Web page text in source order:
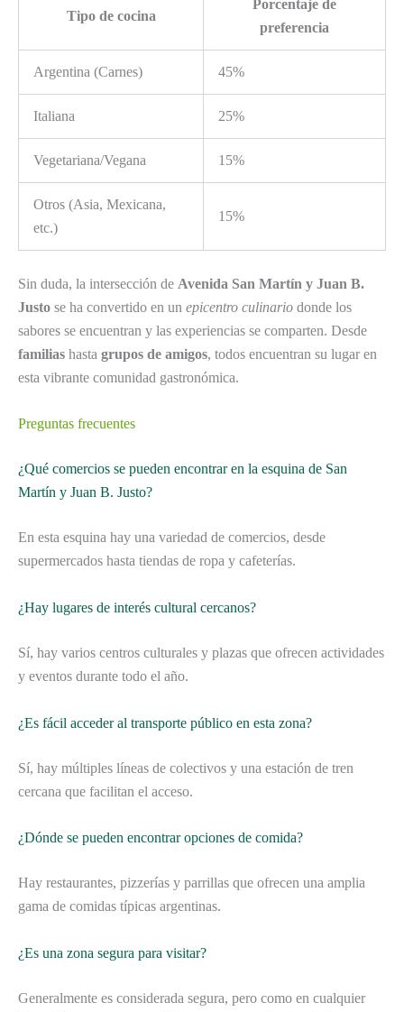
Tipo de cocina
Porcentaje de
preferencia
Argentina (Carnes) 45%
Italiana 25%
Vegetariana/Vegana 15%
Otros (Asia, Mexicana,
etc.)
15%
Sin duda, la intersección de Avenida San Martín y Juan B.
Justo se ha convertido en un epicentro culinario donde los
sabores se encuentran y las experiencias se comparten. Desde
familias hasta grupos de amigos, todos encuentran su lugar en
esta vibrante comunidad gastronómica.
Preguntas frecuentes
¿Qué comercios se pueden encontrar en la esquina de San
Martín y Juan B. Justo?
En esta esquina hay una variedad de comercios, desde
supermercados hasta tiendas de ropa y cafeterías.
¿Hay lugares de interés cultural cercanos?
Sí, hay varios centros culturales y plazas que ofrecen actividades
y eventos durante todo el año.
¿Es fácil acceder al transporte público en esta zona?
Sí, hay múltiples líneas de colectivos y una estación de tren
cercana que facilitan el acceso.
¿Dónde se pueden encontrar opciones de comida?
Hay restaurantes, pizzerías y parrillas que ofrecen una amplia
gama de comidas típicas argentinas.
¿Es una zona segura para visitar?
Generalmente es considerada segura, pero como en cualquier